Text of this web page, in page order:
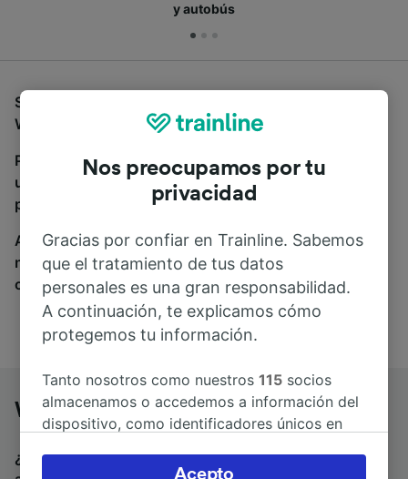
y autobús
Si estás buscando autobuses de Würzburg Hbf a
Weimar, estás en el sitio adecuado.
Para encontrar billetes de autobús, simplemente haz
una búsqueda y nosotros compararemos horarios y
precios tanto de tren como de autobús.
A donde quiera que vayas, tu viaje empieza con
nosotros. Encuentra billetes de más de 170
compañías de tren y autobús.
Würzburg Hbf a Weimar en autobús
¿Estás buscando un billete de vuelta para volver en
Nos preocupamos por tu
privacidad
Gracias por confiar en Trainline. Sabemos
que el tratamiento de tus datos
personales es una gran responsabilidad.
A continuación, te explicamos cómo
protegemos tu información.
Tanto nosotros como nuestros115 socios
almacenamos o accedemos a información del
dispositivo, como identificadores únicos en
Puedes aceptar o administrar tus preferencias
Acepto